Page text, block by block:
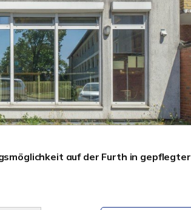
auf der Furth in gepflegter